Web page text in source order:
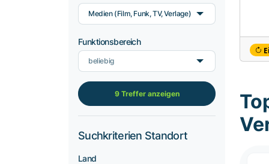
Medien (Film, Funk, TV, Verlage)
Funktionsbereich
beliebig
9 Treffer anzeigen
Suchkriterien Standort
Land